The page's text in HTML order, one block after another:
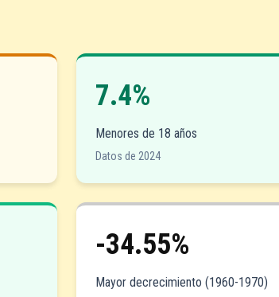
7.4%
Menores de 18 años
Datos de 2024
-34.55%
Mayor decrecimiento (1960-1970)